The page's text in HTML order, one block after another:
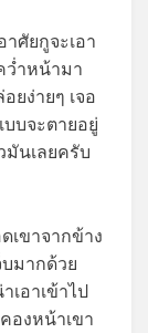
ศัยกูจะเอา
ว่ำหน้ามา
ยง่ายๆ เจอ
บจะตายอยู่
นเลยครับ
เขาจากข้าง
มากด้วย
เอาเข้าไป
องหน้าเขา